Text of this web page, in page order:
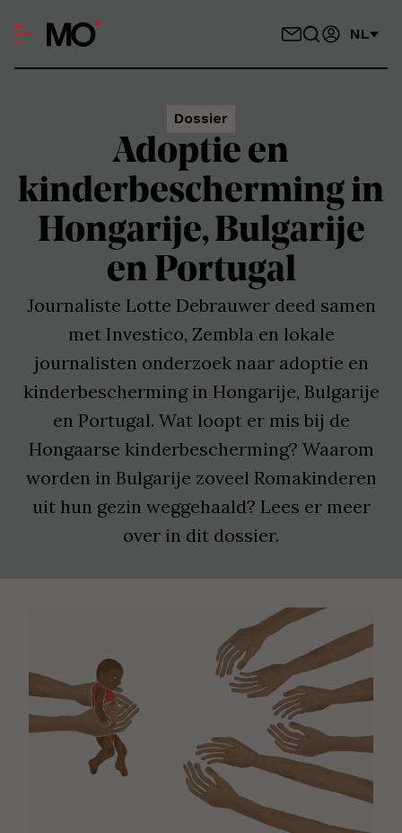
NL
Dossier
Adoptie en
kinderbescherming in
Hongarije, Bulgarije
en Portugal
Journaliste Lotte Debrauwer deed samen
met Investico, Zembla en lokale
journalisten onderzoek naar adoptie en
kinderbescherming in Hongarije, Bulgarije
en Portugal. Wat loopt er mis bij de
Hongaarse kinderbescherming? Waarom
worden in Bulgarije zoveel Romakinderen
uit hun gezin weggehaald? Lees er meer
over in dit dossier.